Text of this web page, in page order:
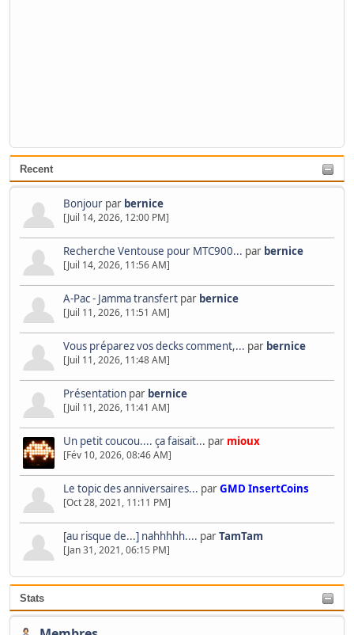
Recent
Bonjour par bernice
[Juil 14, 2026, 12:00 PM]
Recherche Ventouse pour MTC900... par bernice
[Juil 14, 2026, 11:56 AM]
A-Pac - Jamma transfert par bernice
[Juil 11, 2026, 11:51 AM]
Vous préparez vos decks comment,... par bernice
[Juil 11, 2026, 11:48 AM]
Présentation par bernice
[Juil 11, 2026, 11:41 AM]
Un petit coucou.... ça faisait... par mioux
[Fév 10, 2026, 08:46 AM]
Le topic des anniversaires... parGMD InsertCoins
[Oct 28, 2021, 11:11 PM]
[au risque de...] nahhhhh.... parTamTam
[Jan 31, 2021, 06:15 PM]
Stats